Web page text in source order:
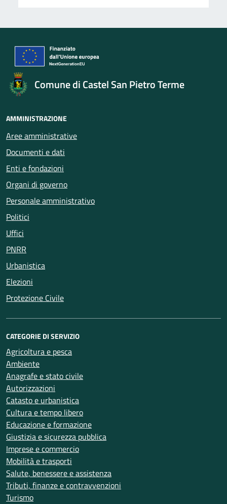
Comune di Castel San Pietro Terme
AMMINISTRAZIONE
Aree amministrative
Documenti e dati
Enti e fondazioni
Organi di governo
Personale amministrativo
Politici
Uffici
PNRR
Urbanistica
Elezioni
Protezione Civile
CATEGORIE DI SERVIZIO
Agricoltura e pesca
Ambiente
Anagrafe e stato civile
Autorizzazioni
Catasto e urbanistica
Cultura e tempo libero
Educazione e formazione
Giustizia e sicurezza pubblica
Imprese e commercio
Mobilità e trasporti
Salute, benessere e assistenza
Tributi, finanze e contravvenzioni
Turismo